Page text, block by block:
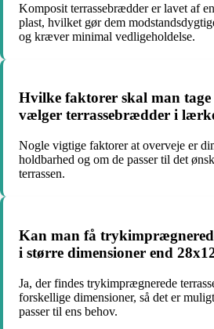
Komposit terrassebrædder er lavet af
plast, hvilket gør dem
og kræver minimal vedligeholdelse.
Hvilke faktorer skal man
vælger terrassebrædder i
Nogle vigtige faktorer at overveje er
holdbarhed og om de passer til det
terrassen.
Kan man få
i større dimensioner end
Ja, der findes trykimprægnerede
forskellige dimensioner, så det er
passer til ens behov.